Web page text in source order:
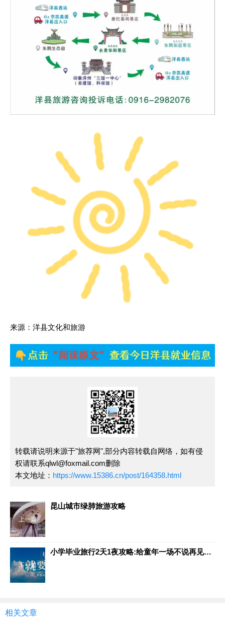
来源：洋县文化和旅游
转载请说明来源于"旅荐网",部分内容转载自网络，如有侵
权请联系qlwl@foxmail.com删除
本文地址： https://www.15386.cn/post/164358.html
上一篇
昆山城市绿肺旅游攻略
下一篇
小学毕业旅行2天1夜攻略:给童年一场不说再见的告别
相关文章